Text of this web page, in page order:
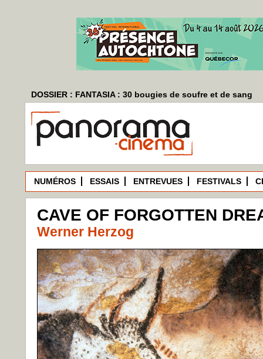
DOSSIER : FANTASIA : 30 bougies de soufre et de sang
NUMÉROS ESSAIS ENTREVUES FESTIVALS
CAVE OF FORGOTTEN
Werner Herzog